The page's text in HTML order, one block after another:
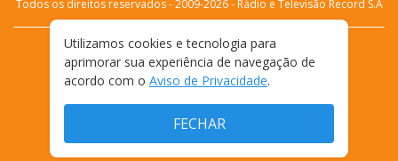
Todos os direitos reservados - 2009-2026- Rádio e Televisão Record S.A
FALE CONOSCO
PRIVACIDADE
TERMOS E CONDIÇÕES DE USO
Utilizamos cookies e tecnologia para
aprimorar sua experiência de navegação de
acordo com o Aviso de Privacidade.
FECHAR